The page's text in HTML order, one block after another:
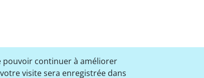
pouvoir continuer à améliorer
visite sera enregistrée dans